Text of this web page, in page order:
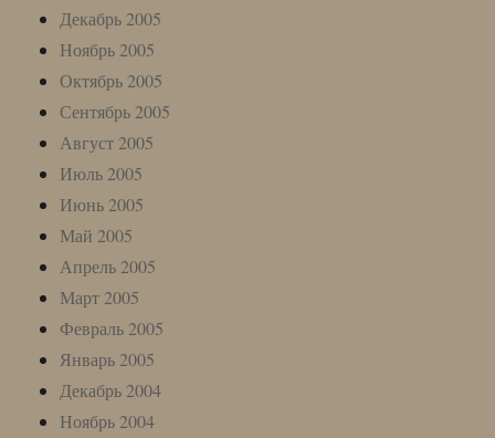
Декабрь 2005
Ноябрь 2005
Октябрь 2005
Сентябрь 2005
Август 2005
Июль 2005
Июнь 2005
Май 2005
Апрель 2005
Март 2005
Февраль 2005
Январь 2005
Декабрь 2004
Ноябрь 2004